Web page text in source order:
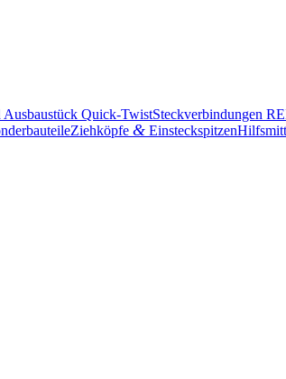
Ausbau­stück Quick-TwistSteck­ver­bin­dungen
Ziehköpfe & Einsteckspitzen